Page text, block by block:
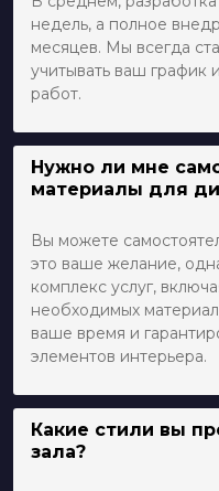
недель, а полное
месяцев. Мы всегда
учитывать ваш график
работ.
Нужно ли мне
материалы для
Вы можете
это ваше желание,
комплекс услуг,
необходимых
ваше время и
элементов интерьера.
Какие стили вы
зала?